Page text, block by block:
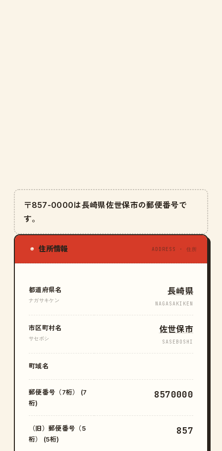
〒857-0000は長崎県佐世保市の郵便番号で
す。
◉ 住所情報 ADDRESS · 住所
都道府県名
ナガサキケン
長崎県
NAGASAKIKEN
市区町村名
サセボシ
佐世保市
SASEBOSHI
町域名
郵便番号（7桁） (7
桁)
8570000
（旧）郵便番号（5
桁） (5桁)
857